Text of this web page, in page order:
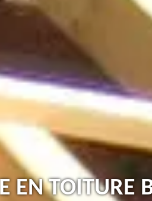
EN TOITURE